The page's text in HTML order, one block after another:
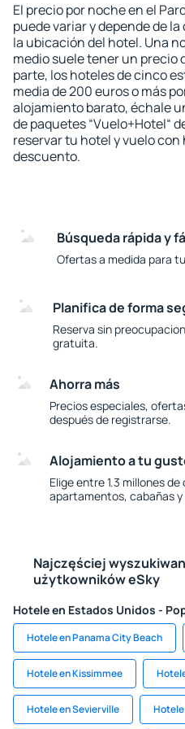
El precio por noche en el
puede variar y depende de
la ubicación del hotel. Una
medio suele tener un precio
parte, los hoteles de cinco
media de 200 euros o más
alojamiento barato, échale
de paquetes “Vuelo+Hotel“
reservar tu hotel y vuelo con
descuento.
Búsqueda rápida y
Ofertas a medida para
Planifica de forma
Reserva sin
gratuita.
Ahorra más
Precios especiales,
después de registrarse.
Alojamiento a tu
Elige entre 1.3 millones
apartamentos, cabañas
Najczęściej
użytkowników eSky
Hotele en Estados Unidos -
Hotele en Panama City Beach
Hotele en Kissimmee
Hotele en Sevierville